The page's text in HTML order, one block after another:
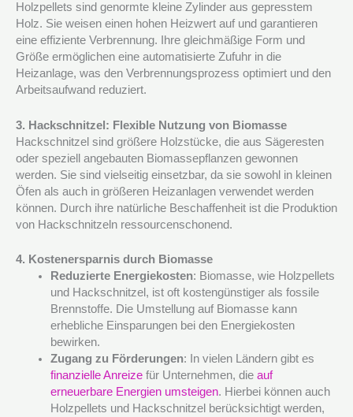
Holzpellets sind genormte kleine Zylinder aus gepresstem
Holz. Sie weisen einen hohen Heizwert auf und garantieren
eine effiziente Verbrennung. Ihre gleichmäßige Form und
Größe ermöglichen eine automatisierte Zufuhr in die
Heizanlage, was den Verbrennungsprozess optimiert und den
Arbeitsaufwand reduziert.
3. Hackschnitzel: Flexible Nutzung von Biomasse
Hackschnitzel sind größere Holzstücke, die aus Sägeresten
oder speziell angebauten Biomassepflanzen gewonnen
werden. Sie sind vielseitig einsetzbar, da sie sowohl in kleinen
Öfen als auch in größeren Heizanlagen verwendet werden
können. Durch ihre natürliche Beschaffenheit ist die Produktion
von Hackschnitzeln ressourcenschonend.
4. Kostenersparnis durch Biomasse
Reduzierte Energiekosten: Biomasse, wie Holzpellets
und Hackschnitzel, ist oft kostengünstiger als fossile
Brennstoffe. Die Umstellung auf Biomasse kann
erhebliche Einsparungen bei den Energiekosten
bewirken.
Zugang zu Förderungen: In vielen Ländern gibt es
finanzielle Anreizefür Unternehmen, die auf
erneuerbare Energien umsteigen. Hierbei können auch
Holzpellets und Hackschnitzel berücksichtigt werden,